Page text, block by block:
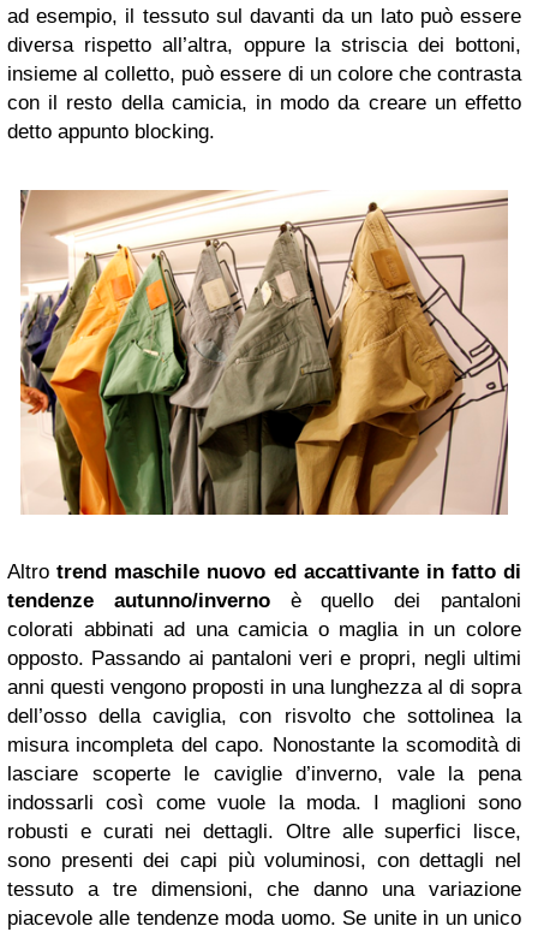
ad esempio, il tessuto sul davanti da un lato può essere
diversa rispetto all’altra, oppure la striscia dei bottoni,
insieme al colletto, può essere di un colore che contrasta
con il resto della camicia, in modo da creare un effetto
detto appunto blocking.
Altrotrend maschile nuovo ed accattivante in fatto di
tendenze autunno/inverno è quello dei pantaloni
colorati abbinati ad una camicia o maglia in un colore
opposto. Passando ai pantaloni veri e propri, negli ultimi
anni questi vengono proposti in una lunghezza al di sopra
dell’osso della caviglia, con risvolto che sottolinea la
misura incompleta del capo. Nonostante la scomodità di
lasciare scoperte le caviglie d’inverno, vale la pena
indossarli così come vuole la moda.
I maglioni sono
robusti e curati nei dettagli. Oltre alle superfici lisce,
sono presenti dei capi più voluminosi, con dettagli nel
tessuto a tre dimensioni, che danno unavariazione
piacevole alle tendenze moda uomo. Se unite in un unico